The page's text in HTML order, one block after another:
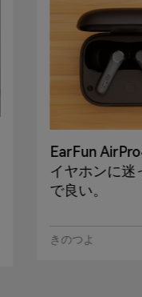
EarFun
イヤホンに迷
で良い。
きのつよ